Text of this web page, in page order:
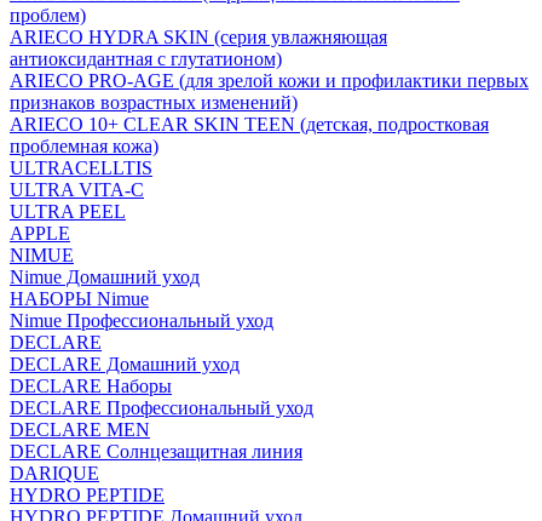
проблем)
ARIECO HYDRA SKIN (серия увлажняющая
антиоксидантная с глутатионом)
ARIECO PRO-AGE (для зрелой кожи и профилактики первых
признаков возрастных изменений)
ARIECO 10+ CLEAR SKIN TEEN (детская, подростковая
проблемная кожа)
ULTRACELLTIS
ULTRA VITA-C
ULTRA PEEL
APPLE
NIMUE
Nimue Домашний уход
НАБОРЫ Nimue
Nimue Профессиональный уход
DECLARE
DECLARE Домашний уход
DECLARE Наборы
DECLARE Профессиональный уход
DECLARE MEN
DECLARE Солнцезащитная линия
DARIQUE
HYDRO PEPTIDE
HYDRO PEPTIDE Домашний уход